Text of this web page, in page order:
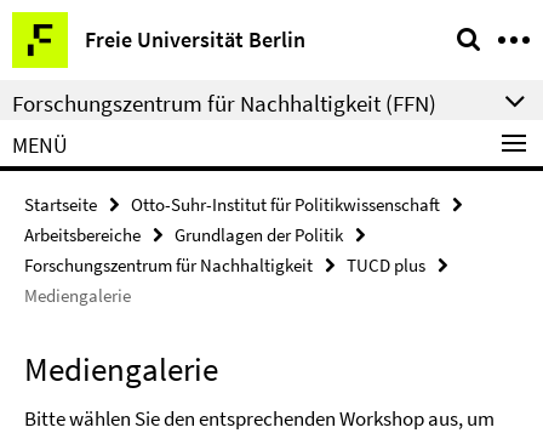
Springe
direkt
zu
Inhalt
Freie Universität Berlin
Service-
Navigation
Forschungszentrum für Nachhaltigkeit (FFN)
MENÜ
Startseite
Otto-Suhr-Institut für Politikwissenschaft
Arbeitsbereiche
Grundlagen der Politik
Forschungszentrum für Nachhaltigkeit
TUCD plus
Mediengalerie
Mediengalerie
Bitte wählen Sie den entsprechenden Workshop aus, um